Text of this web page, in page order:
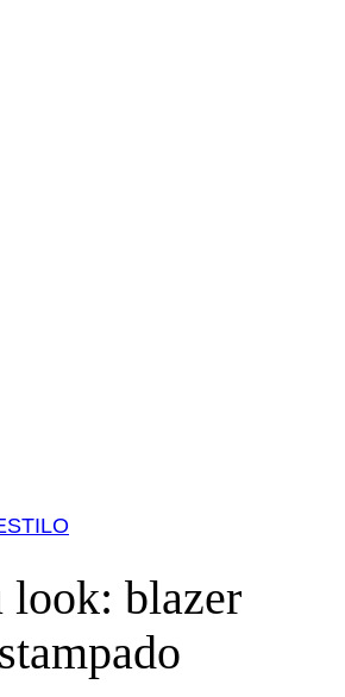
look: blazer